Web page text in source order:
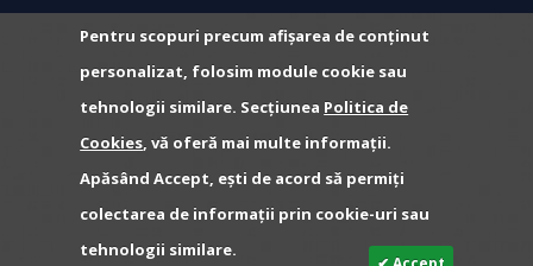
Pentru scopuri precum afișarea de conținut
personalizat, folosim module cookie sau
tehnologii similare. Secțiunea Politica de
Cookies, vă oferă mai multe informații.
Apăsând Accept, ești de acord să permiți
colectarea de informații prin cookie-uri sau
tehnologii similare.